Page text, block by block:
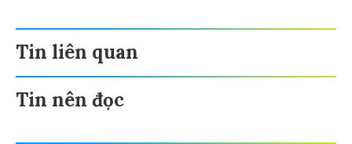
Tin liên quan
Tin nên đọc